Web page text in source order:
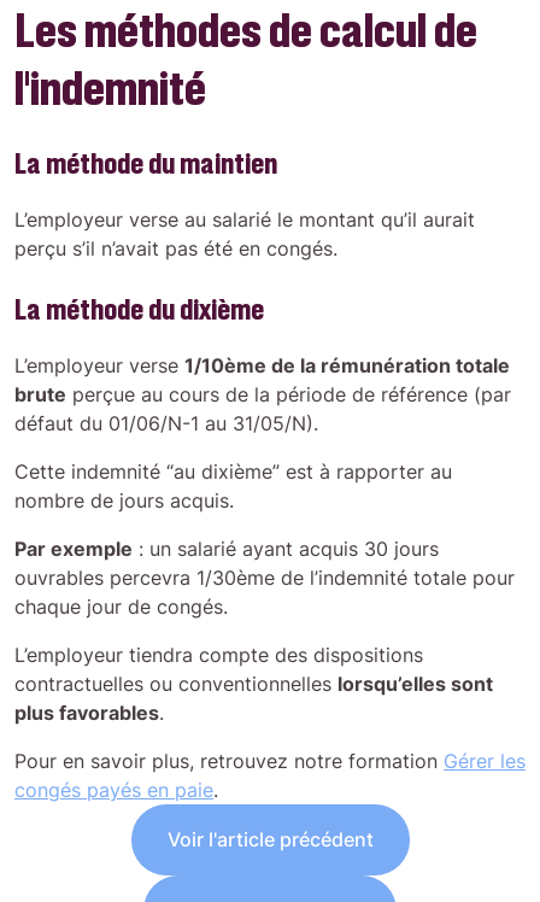
Les méthodes de calcul de
l’indemnité
La méthode du maintien
L’employeur verse au salarié le montant qu’il aurait
perçu s’il n’avait pas été en congés.
La méthode du dixième
L’employeur verse 1/10ème de la rémunération totale
brute perçue au cours de la période de référence (par
défaut du 01/06/N-1 au 31/05/N).
Cette indemnité “au dixième” est à rapporter au
nombre de jours acquis.
Par exemple : un salarié ayant acquis 30 jours
ouvrables percevra 1/30ème de l’indemnité totale pour
chaque jour de congés.
L’employeur tiendra compte des dispositions
contractuelles ou conventionnelles lorsqu’elles sont
plus favorables.
Pour en savoir plus, retrouvez notre formation Gérer les
congés payés en paie.
Voir l'article précédent